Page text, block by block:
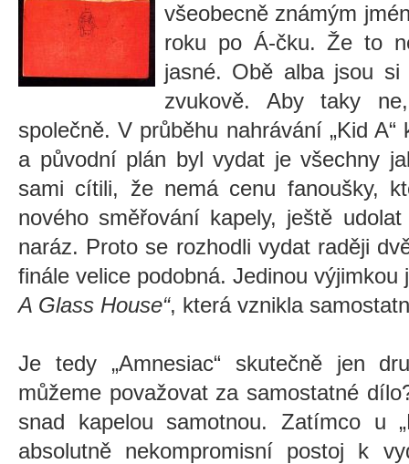
všeobecně známým
roku po Á-čku. Že to
jasné. Obě alba jsou si
zvukově. Aby taky
společně. V průběhu nahrávání „Kid
a původní plán byl vydat je všechny
sami cítili, že nemá cenu fanoušky,
nového směřování kapely, ještě
naráz. Proto se rozhodli vydat raději
finále velice podobná. Jedinou
A Glass House“, která vznikla
Je tedy „Amnesiac“ skutečně jen
můžeme považovat za samostatné
snad kapelou samotnou. Zatímco u
absolutně nekompromisní postoj k